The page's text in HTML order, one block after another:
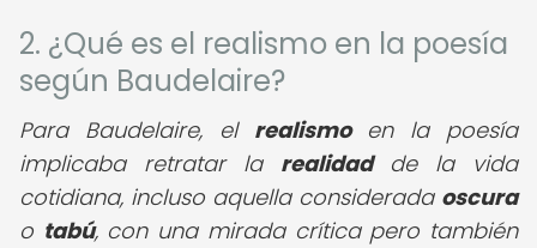
2. ¿Qué es el realismo en la poesía
según Baudelaire?
Para Baudelaire, el realismoen la poesía
implicaba retratar la realidadde la vida
cotidiana, incluso aquella considerada oscura
o tabú, con una mirada crítica pero también